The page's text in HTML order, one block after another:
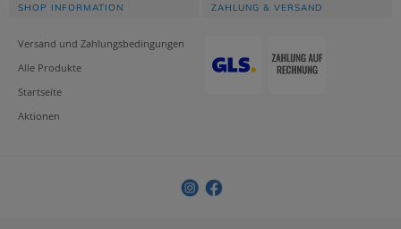
SHOP INFORMATION
Versand und Zahlungsbedingungen
Alle Produkte
Startseite
Aktionen
ZAHLUNG & VERSAND